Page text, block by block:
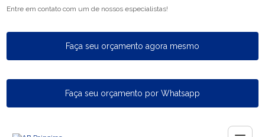
Entre em contato com um de nossos especialistas!
Faça seu orçamento agora mesmo
Faça seu orçamento por Whatsapp